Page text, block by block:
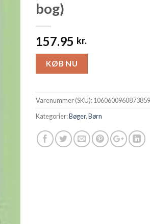
bog)
157.95 kr.
KØB NU
Varenummer (SKU):1060600960873859
Kategorier:Bøger,Børn